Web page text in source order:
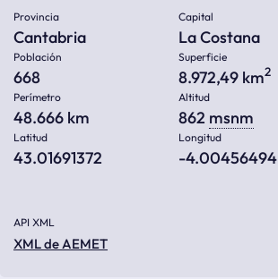
Provincia
Cantabria
Capital
La Costana
Población
668
Superficie
8.972,49 km2
Perímetro
48.666 km
Altitud
862 msnm
Latitud
43.01691372
Longitud
-4.00456494
API XML
XML de AEMET